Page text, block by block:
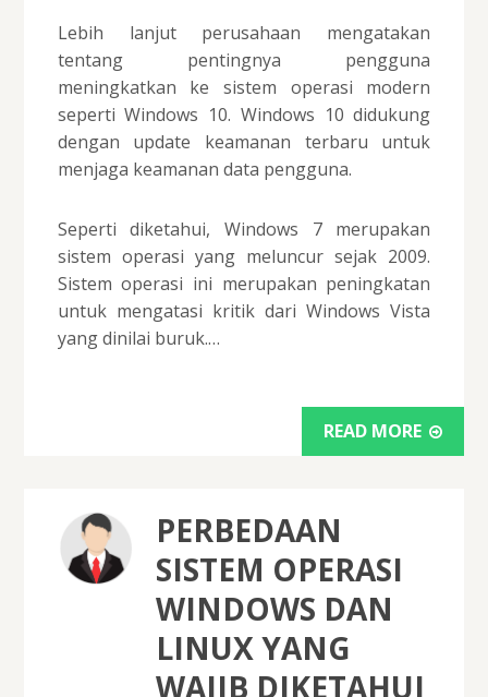
Lebih lanjut perusahaan mengatakan
tentang pentingnya pengguna
meningkatkan ke sistem operasi modern
seperti Windows 10. Windows 10 didukung
dengan update keamanan terbaru untuk
menjaga keamanan data pengguna.
Seperti diketahui, Windows 7 merupakan
sistem operasi yang meluncur sejak 2009.
Sistem operasi ini merupakan peningkatan
untuk mengatasi kritik dari Windows Vista
yang dinilai buruk.…
READ MORE
PERBEDAAN
SISTEM OPERASI
WINDOWS DAN
LINUX YANG
WAJIB DIKETAHUI